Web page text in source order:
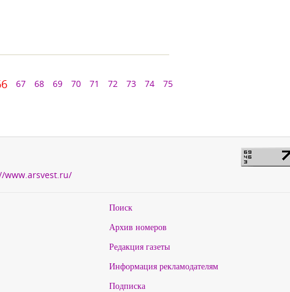
67 68 69 70 71 72 73 74
75
www.arsvest.ru/
Поиск
Архив номеров
Редакция газеты
Информация рекламодателям
Подписка